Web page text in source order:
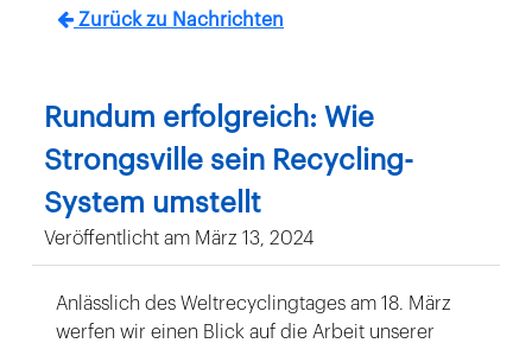
Zurück zu Nachrichten
Rundum erfolgreich: Wie
Strongsville sein Recycling-
System umstellt
Veröffentlicht am März 13, 2024
Anlässlich des Weltrecyclingtages am 18. März
werfen wir einen Blick auf die Arbeit unserer